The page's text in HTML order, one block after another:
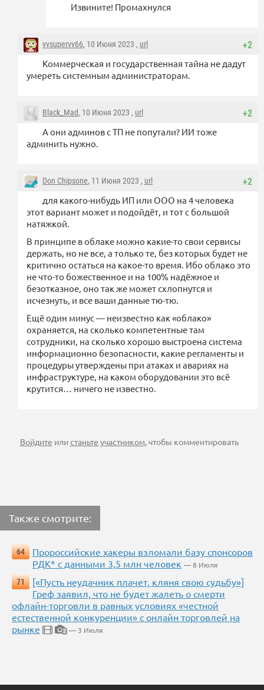
Извините! Промахнулся
+2
vvsupervv66, 10 Июня 2023 , url
Коммерческая и государственная тайна не дадут
умереть системным администраторам.
+2
Black_Mad, 10 Июня 2023 , url
А они админов с ТП не попутали? ИИ тоже
админить нужно.
+2
Don Chipsone, 11 Июня 2023 , url
для какого-нибудь ИП или ООО на 4 человека
этот вариант может и подойдёт, и тот с большой
натяжкой.
В принципе в облаке можно какие-то свои сервисы
держать, но не все, а только те, без которых будет не
критично остаться на какое-то время. Ибо облако это
не что-то божественное и на 100% надёжное и
безотказное, оно так же может схлопнутся и
исчезнуть, и все ваши данные тю-тю.
Ещё один минус — неизвестно как «облако»
охраняется, на сколько компетентные там
сотрудники, на сколько хорошо выстроена система
информационно безопасности, какие регламенты и
процедуры утверждены при атаках и авариях на
инфраструктуре, на каком оборудовании это всё
крутится… ничего не известно.
Войдите илистаньте участником , чтобы комментировать
Также смотрите:
64
Пророссийские хакеры взломали базу спонсоров
РДК* с данными 3,5 млн человек — 8 Июля
71
[«Пусть неудачник плачет, кляня свою судьбу»]
Греф заявил, что не будет жалеть о смерти
офлайн-торговли в равных условиях «честной
естественной конкуренции» с онлайн торговлей на
рынке
2 — 3 Июля